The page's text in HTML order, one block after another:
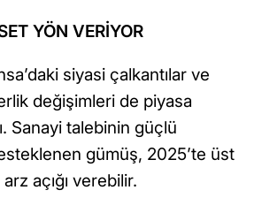
YÖN VERİYOR
siyasi çalkantılar ve
değişimleri de piyasa
Sanayi talebinin güçlü
gümüş, 2025’te üst
açığı verebilir.